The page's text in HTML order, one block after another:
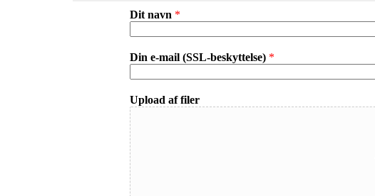
Dit navn *
Din e-mail (SSL-beskyttelse) *
Upload af filer